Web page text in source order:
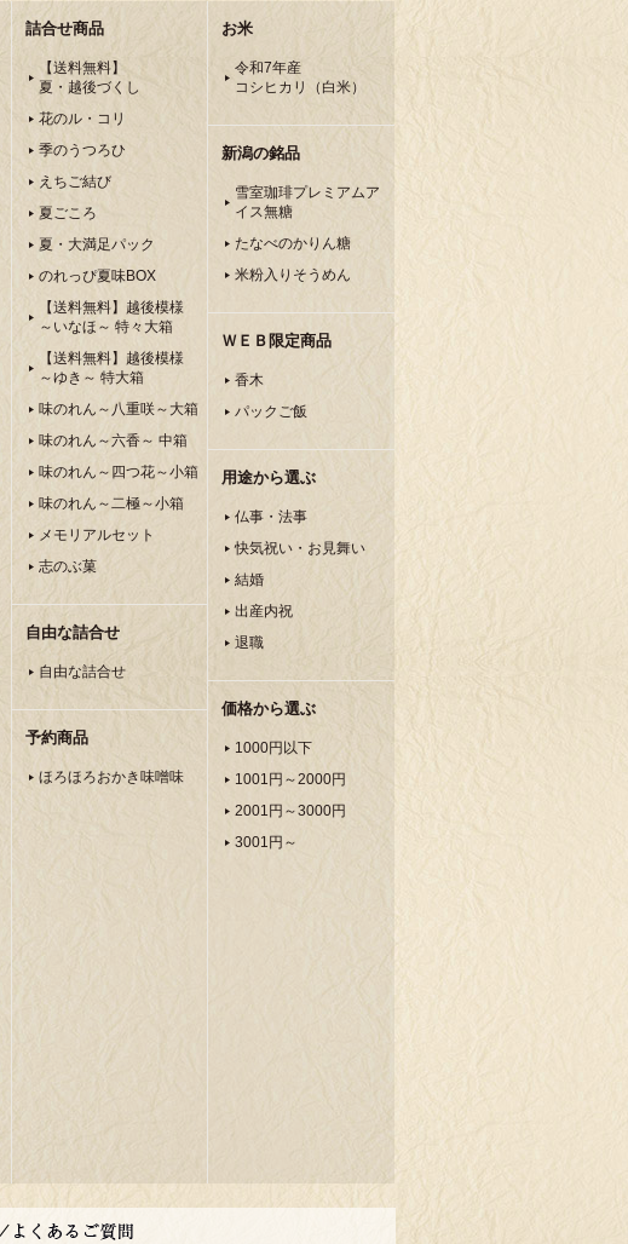
詰合せ商品
【送料無料】
夏・越後づくし
花のル・コリ
季のうつろひ
えちご結び
夏ごころ
夏・大満足パック
のれっぴ夏味BOX
【送料無料】越後模様
～いなほ～ 特々大箱
【送料無料】越後模様
～ゆき～ 特大箱
味のれん～八重咲～大箱
味のれん～六香～ 中箱
味のれん～四つ花～小箱
味のれん～二極～小箱
メモリアルセット
志のぶ菓
自由な詰合せ
自由な詰合せ
予約商品
ほろほろおかき味噌味
お米
令和7年産
コシヒカリ（白米）
新潟の銘品
雪室珈琲プレミアムア
イス無糖
たなべのかりん糖
米粉入りそうめん
ＷＥＢ限定商品
香木
パックご飯
用途から選ぶ
仏事・法事
快気祝い・お見舞い
結婚
出産内祝
退職
価格から選ぶ
1000円以下
1001円～2000円
2001円～3000円
3001円～